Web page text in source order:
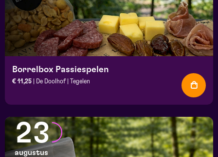
Borrelbox Passiespelen
€ 11,25 | De Doolhof | Tegelen
23
augustus